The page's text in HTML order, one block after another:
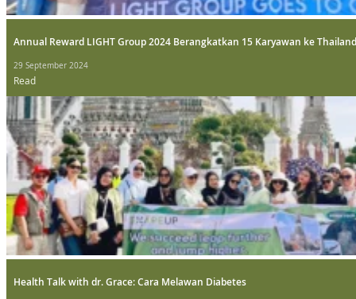
Annual Reward LIGHT Group 2024 Berangkatkan 15 Karyawan ke
29 September 2024
Read
Health Talk with dr. Grace: Cara Melawan Diabetes